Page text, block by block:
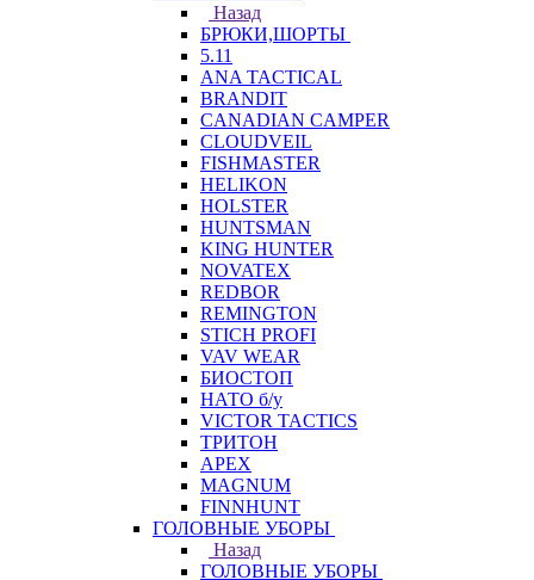
Назад
БРЮКИ,ШОРТЫ
5.11
ANA TACTICAL
BRANDIT
CANADIAN CAMPER
CLOUDVEIL
FISHMASTER
HELIKON
HOLSTER
HUNTSMAN
KING HUNTER
NOVATEX
REDBOR
REMINGTON
STICH PROFI
VAV WEAR
БИОСТОП
НАТО б/у
VICTOR TACTICS
ТРИТОН
APEX
MAGNUM
FINNHUNT
ГОЛОВНЫЕ УБОРЫ
Назад
ГОЛОВНЫЕ УБОРЫ